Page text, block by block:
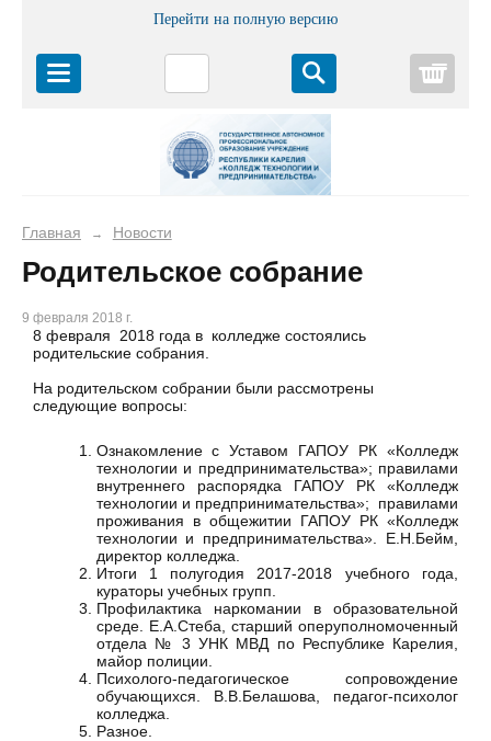
Перейти на полную версию
Главная → Новости
Родительское собрание
9 февраля 2018 г.
8 февраля 2018 года в колледже состоялись
родительские собрания.
На родительском собрании были рассмотрены
следующие вопросы:
Ознакомление с Уставом ГАПОУ РК «Колледж
технологии и предпринимательства»; правилами
внутреннего распорядка ГАПОУ РК «Колледж
технологии и предпринимательства»; правилами
проживания в общежитии ГАПОУ РК «Колледж
технологии и предпринимательства». Е.Н.Бейм,
директор колледжа.
Итоги 1 полугодия 2017-2018 учебного года,
кураторы учебных групп.
Профилактика наркомании в образовательной
среде. Е.А.Стеба, старший оперуполномоченный
отдела № 3 УНК МВД по Республике Карелия,
майор полиции.
Психолого-педагогическое сопровождение
обучающихся. В.В.Белашова, педагог-психолог
колледжа.
Разное.